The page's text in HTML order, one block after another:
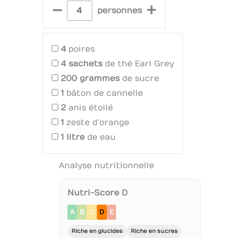
– personnes +
4poires
4 sachetsde thé Earl Grey
200 grammesde sucre
1 bâton de cannelle
2 anis étoilé
1 zeste d’orange
1
litre de eau
Analyse nutritionnelle
Nutri-Score D
A B C D E
Riche en glucides
Riche en sucres